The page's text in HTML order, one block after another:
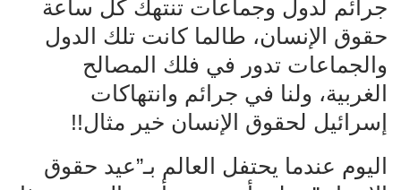
جرائم لدول وجماعات تنتهك كل ساعة
حقوق الإنسان، طالما كانت تلك الدول
والجماعات تدور في فلك المصالح
الغربية، ولنا في جرائم وانتهاكات
إسرائيل لحقوق الإنسان خير مثال!!
اليوم عندما يحتفل العالم بـ”عيد حقوق